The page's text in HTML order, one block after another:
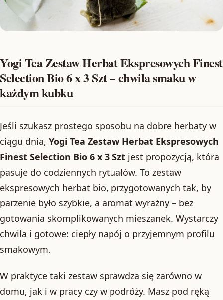
Yogi Tea Zestaw Herbat Ekspresowych Finest
Selection Bio 6 x 3 Szt – chwila smaku w
każdym kubku
Jeśli szukasz prostego sposobu na dobre herbaty w
ciągu dnia, Yogi Tea Zestaw Herbat Ekspresowych
Finest Selection Bio 6 x 3 Szt jest propozycją, która
pasuje do codziennych rytuałów. To zestaw
ekspresowych herbat bio, przygotowanych tak, by
parzenie było szybkie, a aromat wyraźny – bez
gotowania skomplikowanych mieszanek. Wystarczy
chwila i gotowe: ciepły napój o przyjemnym profilu
smakowym.
W praktyce taki zestaw sprawdza się zarówno w
domu, jak i w pracy czy w podróży. Masz pod ręką